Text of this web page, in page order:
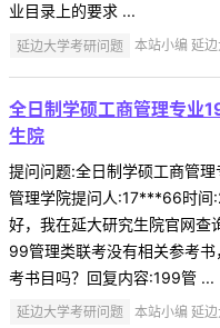
业目录上的要求 ...
延边大学考研问题 本站小编 延
全日制学硕工商管理专业
生院
提问问题:全日制学硕工商管
管理学院提问人:17***66时
好，我在延大研究生院官网查
99管理类联考没有相关参考
考书目吗？回复内容:199管 ...
延边大学考研问题 本站小编 延